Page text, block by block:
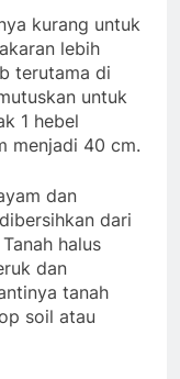
kurang untuk
lebih
terutama di
untuk
1 hebel
menjadi 40 cm.
dan
dari
halus
dan
tanah
soil atau